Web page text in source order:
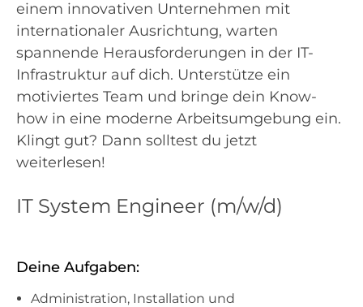
einem innovativen Unternehmen mit
internationaler Ausrichtung, warten
spannende Herausforderungen in der IT-
Infrastruktur auf dich. Unterstütze ein
motiviertes Team und bringe dein Know-
how in eine moderne Arbeitsumgebung ein.
Klingt gut? Dann solltest du jetzt
weiterlesen!
IT System Engineer (m/w/d)
Deine Aufgaben:
Administration, Installation und